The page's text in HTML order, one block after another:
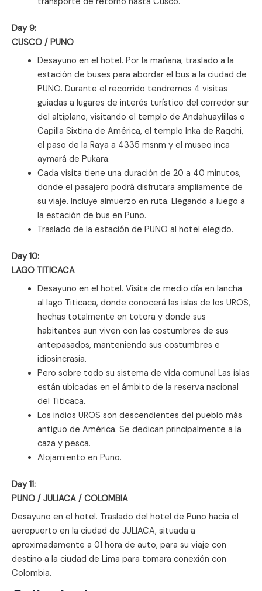
Day 9:
CUSCO / PUNO
Desayuno en el hotel. Por la mañana, traslado a la
estación de buses para abordar el bus a la ciudad de
PUNO. Durante el recorrido tendremos 4 visitas
guiadas a lugares de interés turístico del corredor sur
del altiplano, visitando el templo de Andahuaylillas o
Capilla Sixtina de América, el templo Inka de Raqchi,
el paso de la Raya a 4335 msnm y el museo inca
aymará de Pukara.
Cada visita tiene una duración de 20 a 40 minutos,
donde el pasajero podrá disfrutara ampliamente de
su viaje. Incluye almuerzo en ruta. Llegando a luego a
la estación de bus en Puno.
Traslado de la estación de PUNO al hotel elegido.
Day 10:
LAGO TITICACA
Desayuno en el hotel. Visita de medio día en lancha
al lago Titicaca, donde conocerá las islas de los UROS,
hechas totalmente en totora y donde sus
habitantes aun viven con las costumbres de sus
antepasados, manteniendo sus costumbres e
idiosincrasia.
Pero sobre todo su sistema de vida comunal Las islas
están ubicadas en el ámbito de la reserva nacional
del Titicaca.
Los indios UROS son descendientes del pueblo más
antiguo de América. Se dedican principalmente a la
caza y pesca.
Alojamiento en Puno.
Day 11:
PUNO / JULIACA / COLOMBIA
Desayuno en el hotel. Traslado del hotel de Puno hacia el
aeropuerto en la ciudad de JULIACA, situada a
aproximadamente a 01 hora de auto, para su viaje con
destino a la ciudad de Lima para tomara conexión con
Colombia.